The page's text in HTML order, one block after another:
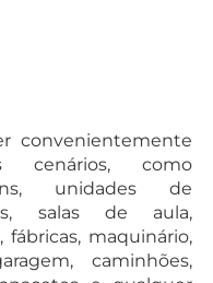
convenientemente
cenários, como
unidades de
salas de aula,
fábricas, maquinário,
caminhões,